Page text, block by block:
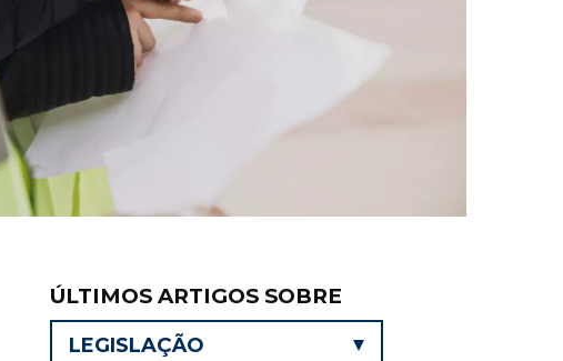
ÚLTIMOS ARTIGOS SOBRE
LEGISLAÇÃO